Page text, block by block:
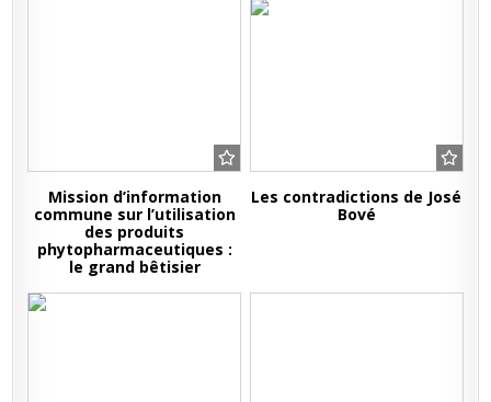
Mission d’information
commune sur l’utilisation
des produits
phytopharmaceutiques :
le grand bêtisier
Les contradictions de José
Bové